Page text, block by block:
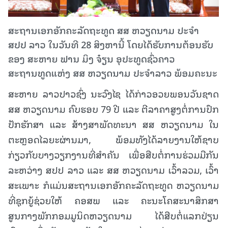
ສະຖານເອກອັກຄະລັດຖະທູດ ສສ ຫວຽດນາມ ປະຈໍາ
ສປປ ລາວ ໃນວັນທີ 28 ສິງຫານີ້ ໂດຍໄດ້ຮັບການຕ້ອນຮັບ
ຂອງ ສະຫາຍ ຟານ ມິງ ຈ໋ຽນ ອຸປະທູດຊົ່ວຄາວ
ສະຖານທູດແຫ່ງ ສສ ຫວຽດນາມ ປະຈໍາລາວ ພ້ອມຄະນະ
ສະຫາຍ ລາວປາວຊົ່ງ ນະວົງໄຊ ໄດ້ກ່າວອວຍພອນວັນຊາດ
ສສ ຫວຽດນາມ ຄົບຮອບ 79 ປີ ແລະ ຕີລາຄາສູງຕໍ່ການປົກ
ປັກຮັກສາ ແລະ ສ້າງສາພັດທະນາ ສສ ຫວຽດນາມ ໃນ
ຕະຫຼອດໄລຍະຜ່ານມາ, ພ້ອມທັງໄດ້ລາຍງານໃຫ້ຊາບ
ກ່ຽວກັບບາງວຽກງານທີ່ສຳຄັນ ເພື່ອສືບຕໍ່ການຮ່ວມມືກັນ
ລະຫວ່າງ ສປປ ລາວ ແລະ ສສ ຫວຽດນາມ ເວົ້າລວມ, ເວົ້າ
ສະເພາະ ກໍແມ່ນສະຖານເອກອັກຄະລັດຖະທູດ ຫວຽດນາມ
ທີ່ຊຸກຍູ້ຊ່ວຍໃຫ້ ຄອສພ ແລະ ຄະນະໂຄສະນາສຶກສາ
ສູນກາງພັກກອມມູນິດຫວຽດນາມ ໄດ້ສືບຕໍ່ແລກປ່ຽນ